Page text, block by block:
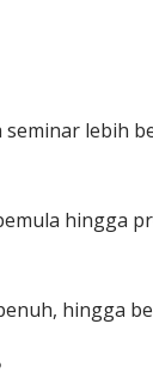
lebih
hingga
hingga